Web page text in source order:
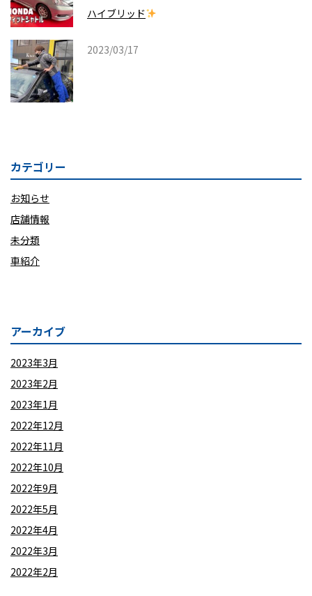
ハイブリッド
2023/03/17
カテゴリー
お知らせ
店舗情報
未分類
車紹介
アーカイブ
2023年3月
2023年2月
2023年1月
2022年12月
2022年11月
2022年10月
2022年9月
2022年5月
2022年4月
2022年3月
2022年2月